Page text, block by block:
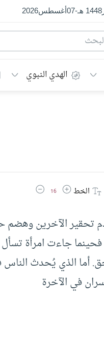
1448 هـ -
07أغسطس2026
الهدي النبوي
الخطزيادة حجم الخط
16 تقليل حجم الخط
تحقير الآخرين وهضم
جاءت امرأة
أما الذي يُحدث
في الآخرة